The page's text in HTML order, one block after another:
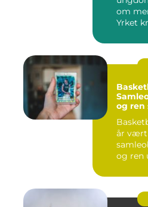
om
Yrket
og ren
år vært
og ren